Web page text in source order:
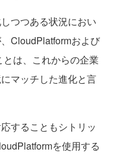
つつある状況におい
CloudPlatformおよび
は、これからの企業
マッチした進化と言
することもシトリッ
を使用する